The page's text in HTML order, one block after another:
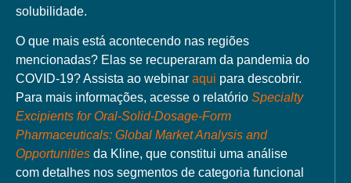
solubilidade.
O que mais está acontecendo nas regiões
mencionadas? Elas se recuperaram da pandemia do
COVID-19? Assista ao webinar aqui para descobrir.
Para mais informações, acesse o relatório Specialty
Excipients for Oral-Solid-Dosage-Form
Pharmaceuticals: Global Market Analysis and
Opportunities da Kline, que constitui uma análise
com detalhes nos segmentos de categoria funcional